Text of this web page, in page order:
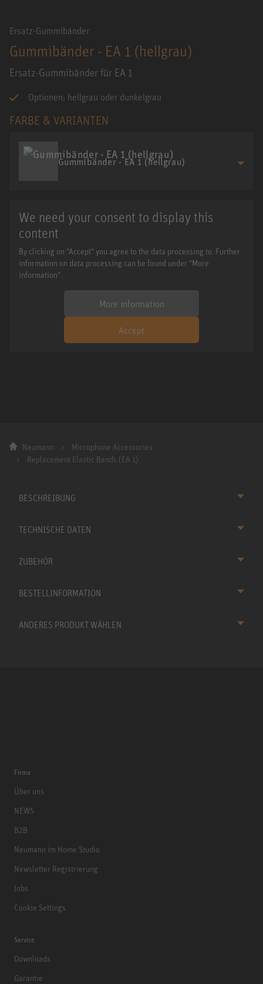
Ersatz-Gummibänder
Gummibänder - EA 1 (hellgrau)
Ersatz-Gummibänder für EA 1
Optionen: hellgrau oder dunkelgrau
FARBE & VARIANTEN
Gummibänder - EA 1 (hellgrau)
We need your consent to display this
content
By clicking on "Accept" you agree to the data processing to. Further
information on data processing can be found under "More
information".
More information
Accept
Neumann
Microphone Accessories
Replacement Elastic Bands (EA 1)
BESCHREIBUNG
TECHNISCHE DATEN
ZUBEHÖR
BESTELLINFORMATION
ANDERES PRODUKT WÄHLEN
Firma
Über uns
NEWS
B2B
Neumann im Home Studio
Newsletter Registrierung
Jobs
Cookie Settings
Service
Downloads
Garantie